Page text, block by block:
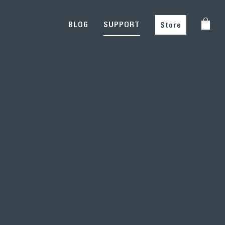
BLOG SUPPORT Store